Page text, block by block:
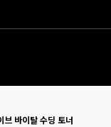
바이탈 수딩 토너